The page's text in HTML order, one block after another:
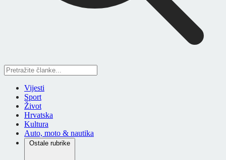
Vijesti
Sport
Život
Hrvatska
Kultura
Auto, moto & nautika
Ostale rubrike